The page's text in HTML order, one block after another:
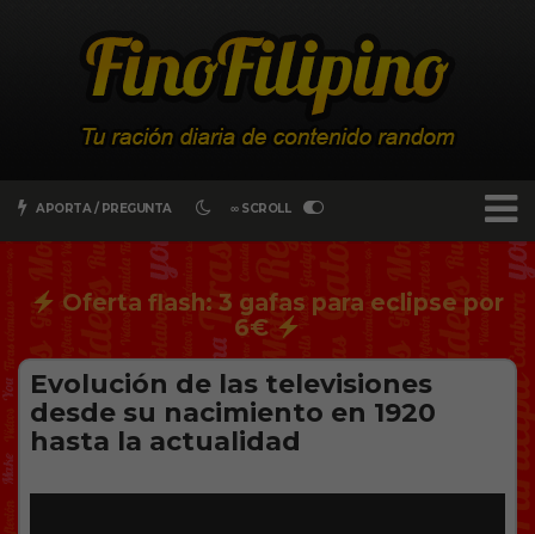
APORTA / PREGUNTA ∞ SCROLL
Oferta flash: 3 gafas para eclipse por
6€
Evolución de las televisiones
desde su nacimiento en 1920
hasta la actualidad